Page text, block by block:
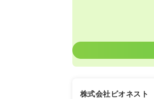
株式会社ビオネスト